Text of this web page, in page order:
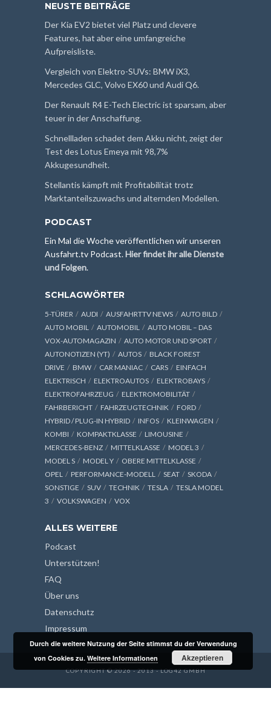
NEUSTE BEITRÄGE
Der Kia EV2 bietet viel Platz und clevere
Features, hat aber eine umfangreiche
Aufpreisliste.
Vergleich von Elektro-SUVs: BMW iX3,
Mercedes GLC, Volvo EX60 und Audi Q6.
Der Renault R4 E-Tech Electric ist sparsam, aber
teuer in der Anschaffung.
Schnellladen schadet dem Akku nicht, zeigt der
Test des Lotus Emeya mit 98,7%
Akkugesundheit.
Stellantis kämpft mit Profitabilität trotz
Marktanteilszuwachs und alternden Modellen.
PODCAST
Ein Mal die Woche veröffentlichen wir unseren
Ausfahrt.tv Podcast.Hier findet ihr alle Dienste
und Folgen.
SCHLAGWÖRTER
5-TÜRER AUDI AUSFAHRTTV NEWS
AUTO BILD
AUTO MOBIL
AUTOMOBIL
AUTO MOBIL – DAS
VOX-AUTOMAGAZIN
AUTO MOTOR UND SPORT
AUTONOTIZEN (YT)
AUTOS
BLACK FOREST
DRIVE
BMW CAR MANIAC CARS
EINFACH
ELEKTRISCH
ELEKTROAUTOS
ELEKTROBAYS
ELEKTROFAHRZEUG
ELEKTROMOBILITÄT
FAHRBERICHT
FAHRZEUGTECHNIK
FORD
HYBRID / PLUG-IN HYBRID
INFOS
KLEINWAGEN
KOMBI
KOMPAKTKLASSE
LIMOUSINE
MERCEDES-BENZ
MITTELKLASSE
MODEL 3
MODEL S
MODEL Y
OBERE MITTELKLASSE
OPEL
PERFORMANCE-MODELL SEAT
SKODA
SONSTIGE
SUV TECHNIK TESLA
TESLA MODEL
3
VOLKSWAGEN VOX
ALLES WEITERE
Podcast
Unterstützen!
FAQ
Über uns
Datenschutz
Impressum
COPYRIGHT © 2026 - 2013 - LOG42 GMBH
Durch die weitere Nutzung der Seite stimmst du der Verwendung
von Cookies zu.Weitere Informationen Akzeptieren